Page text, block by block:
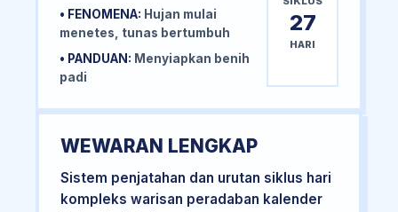
• FENOMENA: Hujan mulai
menetes, tunas bertumbuh
• PANDUAN: Menyiapkan benih
padi
27
HARI
WEWARAN LENGKAP
Sistem penjatahan dan urutan siklus hari
kompleks warisan peradaban kalender